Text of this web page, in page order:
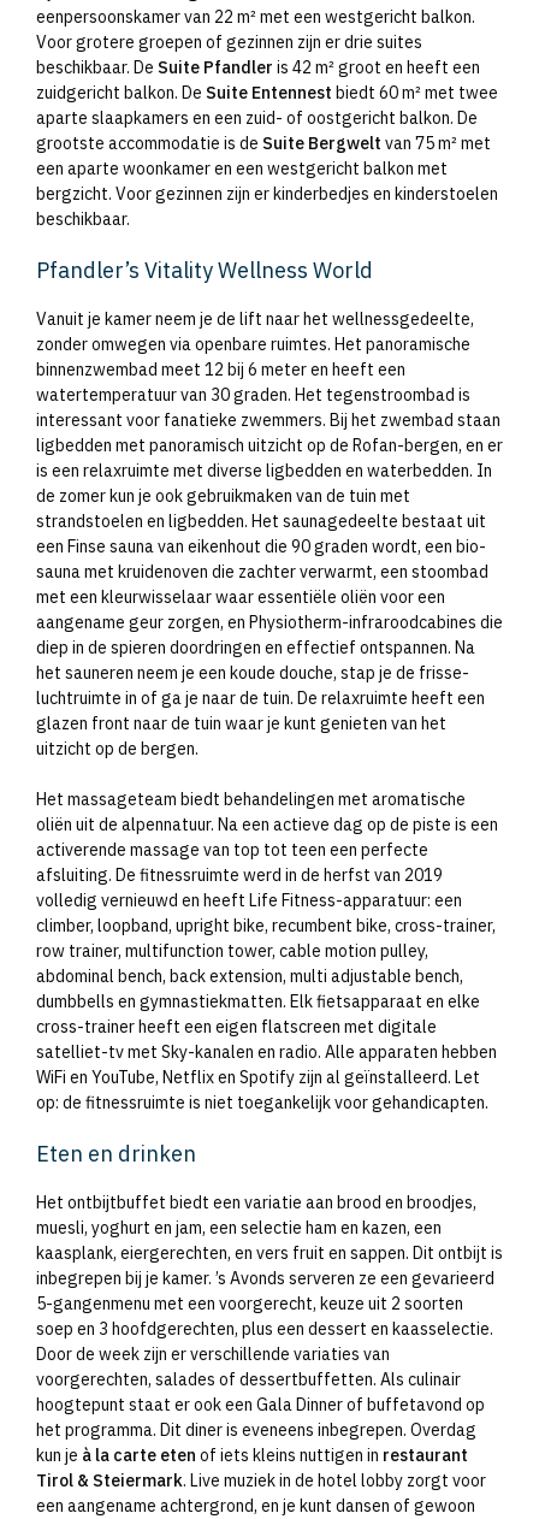
eenpersoonskamer van 22 m² met een westgericht balkon.
Voor grotere groepen of gezinnen zijn er drie suites
beschikbaar. De Suite Pfandler is 42 m² groot en heeft een
zuidgericht balkon. De Suite Entennest biedt 60 m² met twee
aparte slaapkamers en een zuid- of oostgericht balkon. De
grootste accommodatie is de Suite Bergwelt van 75 m² met
een aparte woonkamer en een westgericht balkon met
bergzicht. Voor gezinnen zijn er kinderbedjes en kinderstoelen
beschikbaar.
Pfandler’s Vitality Wellness World
Vanuit je kamer neem je de lift naar het wellnessgedeelte,
zonder omwegen via openbare ruimtes. Het panoramische
binnenzwembad meet 12 bij 6 meter en heeft een
watertemperatuur van 30 graden. Het tegenstroombad is
interessant voor fanatieke zwemmers. Bij het zwembad staan
ligbedden met panoramisch uitzicht op de Rofan-bergen, en er
is een relaxruimte met diverse ligbedden en waterbedden. In
de zomer kun je ook gebruikmaken van de tuin met
strandstoelen en ligbedden. Het saunagedeelte bestaat uit
een Finse sauna van eikenhout die 90 graden wordt, een bio-
sauna met kruidenoven die zachter verwarmt, een stoombad
met een kleurwisselaar waar essentiële oliën voor een
aangename geur zorgen, en Physiotherm-infraroodcabines die
diep in de spieren doordringen en effectief ontspannen. Na
het sauneren neem je een koude douche, stap je de frisse-
luchtruimte in of ga je naar de tuin. De relaxruimte heeft een
glazen front naar de tuin waar je kunt genieten van het
uitzicht op de bergen.
Het massageteam biedt behandelingen met aromatische
oliën uit de alpennatuur. Na een actieve dag op de piste is een
activerende massage van top tot teen een perfecte
afsluiting. De fitnessruimte werd in de herfst van 2019
volledig vernieuwd en heeft Life Fitness-apparatuur: een
climber, loopband, upright bike, recumbent bike, cross-trainer,
row trainer, multifunction tower, cable motion pulley,
abdominal bench, back extension, multi adjustable bench,
dumbbells en gymnastiekmatten. Elk fietsapparaat en elke
cross-trainer heeft een eigen flatscreen met digitale
satelliet-tv met Sky-kanalen en radio. Alle apparaten hebben
WiFi en YouTube, Netflix en Spotify zijn al geïnstalleerd. Let
op: de fitnessruimte is niet toegankelijk voor gehandicapten.
Eten en drinken
Het ontbijtbuffet biedt een variatie aan brood en broodjes,
muesli, yoghurt en jam, een selectie ham en kazen, een
kaasplank, eiergerechten, en vers fruit en sappen. Dit ontbijt is
inbegrepen bij je kamer. ’s Avonds serveren ze een gevarieerd
5-gangenmenu met een voorgerecht, keuze uit 2 soorten
soep en 3 hoofdgerechten, plus een dessert en kaasselectie.
Door de week zijn er verschillende variaties van
voorgerechten, salades of dessertbuffetten. Als culinair
hoogtepunt staat er ook een Gala Dinner of buffetavond op
het programma. Dit diner is eveneens inbegrepen. Overdag
kun je à la carte eten of iets kleins nuttigen in restaurant
Tirol & Steiermark. Live muziek in de hotel lobby zorgt voor
een aangename achtergrond, en je kunt dansen of gewoon